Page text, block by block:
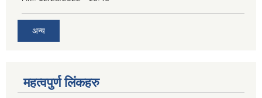
अन्य
महत्वपुर्ण लि‌ंकहरु